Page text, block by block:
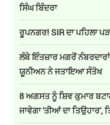
ਸਿੰਘ ਬਿੰਦਰਾ
ਰੂਪਨਗਰ! SIR ਦਾ ਪਹਿਲਾ
ਲੰਬੇ ਇੰਤਜ਼ਾਰ ਮਗਰੋਂ
ਯੂਨੀਅਨ ਨੇ ਜਤਾਇਆ ਸੰਤੋਖ
8 ਅਗਸਤ ਨੂੰ ਸ਼ਿਵ ਕੁਮਾਰ
ਜਾਵੇਗਾ 'ਤੀਆਂ ਦਾ